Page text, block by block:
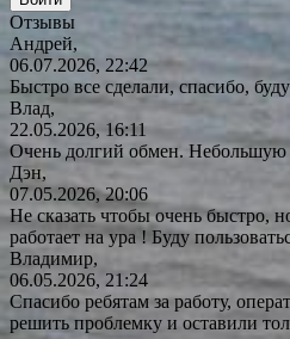
Отзывы
Андрей,
06.07.2026, 22:42
Быстро все сделали, спасибо,
Влад,
22.05.2026, 16:11
Очень долгий обмен. Небольшую
Дэн,
07.05.2026, 20:06
Не сказать чтобы очень быстро,
работает на ура ! Буду
Владимир,
06.05.2026, 21:24
Спасибо ребятам за работу,
решить проблемку и оставили